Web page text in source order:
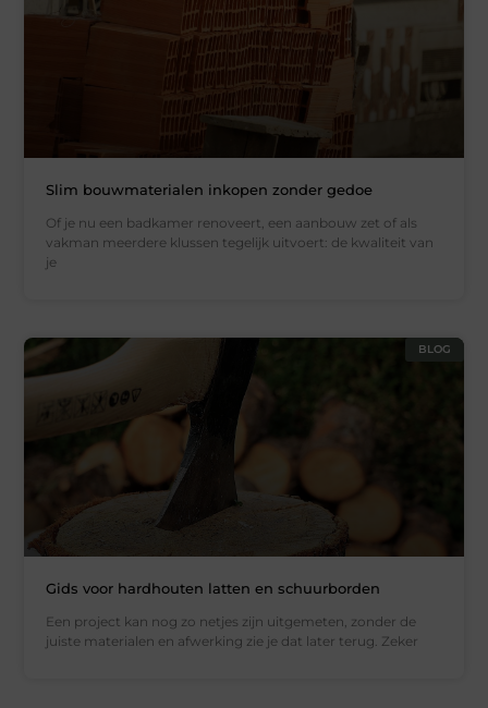
Slim bouwmaterialen inkopen zonder gedoe
Of je nu een badkamer renoveert, een aanbouw zet of als
vakman meerdere klussen tegelijk uitvoert: de kwaliteit van
je
BLOG
Gids voor hardhouten latten en schuurborden
Een project kan nog zo netjes zijn uitgemeten, zonder de
juiste materialen en afwerking zie je dat later terug. Zeker